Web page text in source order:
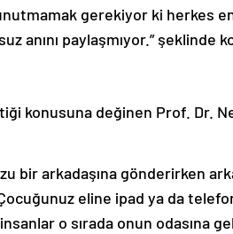
gerekiyor ki herkes
anını paylaşmıyor.” şeklinde
konusuna değinen Prof. Dr.
bir arkadaşına gönderirken
eline ipad ya da
o sırada onun odasına